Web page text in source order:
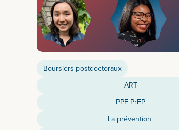
Boursiers postdoctoraux
ART
PPE PrEP
La prévention